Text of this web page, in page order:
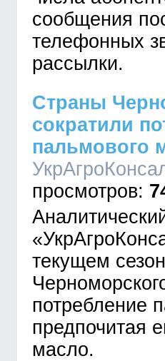
сообщения
телефонных
рассылки.
Страны
сократили
пальмового
текущем
потребление
предпочитая
масло.